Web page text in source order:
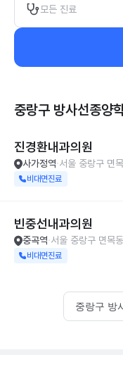
모든 진료
중랑구 방사선종양
진경환내과의원
사가정역 서울 중랑구 면
비대면진료
빈중선내과의원
중곡역 서울 중랑구 면목동
비대면진료
중랑구 방